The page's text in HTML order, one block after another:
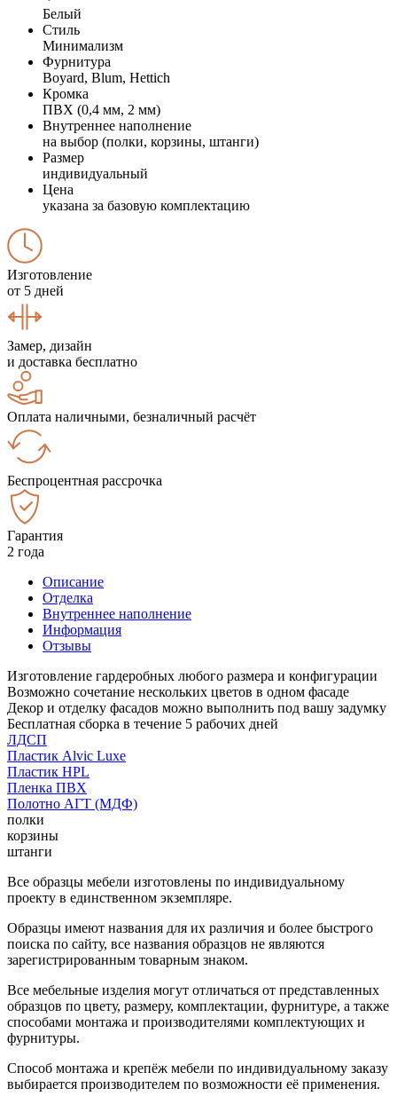
Белый
Стиль
Минимализм
Фурнитура
Boyard, Blum, Hettich
Кромка
ПВХ (0,4 мм, 2 мм)
Внутреннее наполнение
на выбор (полки, корзины, штанги)
Размер
индивидуальный
Цена
указана за базовую комплектацию
Изготовление
от 5 дней
Замер, дизайн
и доставка бесплатно
Оплата наличными, безналичный расчёт
Беспроцентная рассрочка
Гарантия
2 года
Описание
Отделка
Внутреннее наполнение
Информация
Отзывы
Изготовление гардеробных любого размера и конфигурации
Возможно сочетание нескольких цветов в одном фасаде
Декор и отделку фасадов можно выполнить под вашу задумку
Бесплатная сборка в течение 5 рабочих дней
ЛДСП
Пластик Alvic Luxe
Пластик HPL
Пленка ПВХ
Полотно АГТ (МДФ)
полки
корзины
штанги
Все образцы мебели изготовлены по индивидуальному
проекту в единственном экземпляре.
Образцы имеют названия для их различия и более быстрого
поиска по сайту, все названия образцов не являются
зарегистрированным товарным знаком.
Все мебельные изделия могут отличаться от представленных
образцов по цвету, размеру, комплектации, фурнитуре, а также
способами монтажа и производителями комплектующих и
фурнитуры.
Способ монтажа и крепёж мебели по индивидуальному заказу
выбирается производителем по возможности её применения.